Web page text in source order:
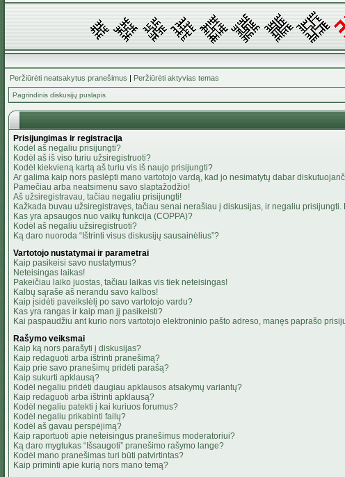
Peržiūrėti neatsakytus pranešimus | Peržiūrėti aktyvias temas
Pagrindinis diskusijų puslapis
Prisijungimas ir registracija
Kodėl aš negaliu prisijungti?
Kodėl aš iš viso turiu užsiregistruoti?
Kodėl kiekvieną kartą aš turiu vis iš naujo prisijungti?
Ar galima kaip nors paslėpti mano vartotojo vardą, kad jo nesimatytų dabar
Pamečiau arba neatsimenu savo slaptažodžio!
Aš užsiregistravau, tačiau negaliu prisijungti!
Kažkada buvau užsiregistravęs, tačiau senai nerašiau į diskusijas, ir negaliu prisijungti.
Kas yra apsaugos nuo vaikų funkcija (COPPA)?
Kodėl aš negaliu užsiregistruoti?
Ką daro nuoroda “Ištrinti visus diskusijų sausainėlius”?
Vartotojo nustatymai ir parametrai
Kaip pasikeisi savo nustatymus?
Neteisingas laikas!
Pakeičiau laiko juostas, tačiau laikas vis tiek neteisingas!
Kalbų sąraše aš nerandu savo kalbos!
Kaip įsidėti paveikslėlį po savo vartotojo vardu?
Kas yra rangas ir kaip man jį pasikeisti?
Kai paspaudžiu ant kurio nors vartotojo elektroninio pašto adreso, manęs paprašo
Rašymo veiksmai
Kaip ką nors parašyti į diskusijas?
Kaip redaguoti arba ištrinti pranešimą?
Kaip prie savo pranešimų pridėti parašą?
Kaip sukurti apklausą?
Kodėl negaliu pridėti daugiau apklausos atsakymų variantų?
Kaip redaguoti arba ištrinti apklausą?
Kodėl negaliu patekti į kai kuriuos forumus?
Kodėl negaliu prikabinti failų?
Kodėl aš gavau perspėjimą?
Kaip raportuoti apie neteisingus pranešimus moderatoriui?
Ką daro mygtukas “Išsaugoti” pranešimo rašymo lange?
Kodėl mano pranešimas turi būti patvirtintas?
Kaip priminti apie kurią nors mano temą?